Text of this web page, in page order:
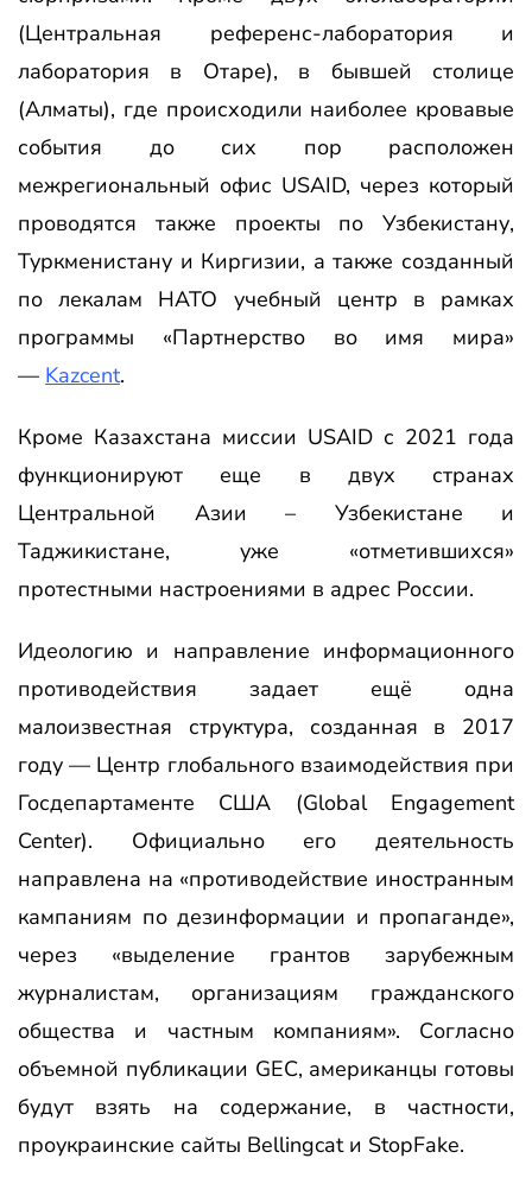
(Центральная референс-лаборатория и
лаборатория в Отаре), в бывшей столице
(Алматы), где происходили наиболее кровавые
события до сих пор расположен
межрегиональный офис USAID, через который
проводятся также проекты по Узбекистану,
Туркменистану и Киргизии, а также созданный
по лекалам НАТО учебный центр в рамках
программы «Партнерство во имя мира»
— Kazcent.
Кроме Казахстана миссии USAID с 2021 года
функционируют еще в двух странах
Центральной Азии – Узбекистане и
Таджикистане, уже «отметившихся»
протестными настроениями в адрес России.
Идеологию и направление информационного
противодействия задает ещё одна
малоизвестная структура, созданная в 2017
году — Центр глобального взаимодействия при
Госдепартаменте США (Global Engagement
Center). Официально его деятельность
направлена на «противодействие иностранным
кампаниям по дезинформации и пропаганде»,
через «выделение грантов зарубежным
журналистам, организациям гражданского
общества и частным компаниям». Согласно
объемной публикации GEC, американцы готовы
будут взять на содержание, в частности,
проукраинские сайты Bellingcat и StopFake.